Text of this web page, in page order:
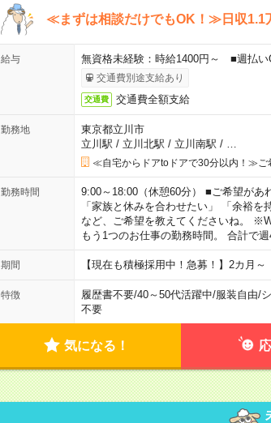
≪まずは相談だけでもOK！≫日収1.1
給与 無資格未経験：時給1400円～ ■週払
交通費別途支給あり
交通費 交通費全額支給
勤務地
東京都立川市
立川駅 / 立川北駅 / 立川南駅 /
≪自宅からドアtoドアで30分以内！≫ご
勤務時間
9:00～18:00（休憩60分） ■ご希望があ
「家族と休みを合わせたい」 「余裕を
など、ご希望を教えてくださいね。
もう1つのお仕事の勤務時間。 合計で
期間 【現在も積極採用中！急募！】2カ月
特徴 履歴書不要/40～50代活躍中/服装自由/
不要
気になる！